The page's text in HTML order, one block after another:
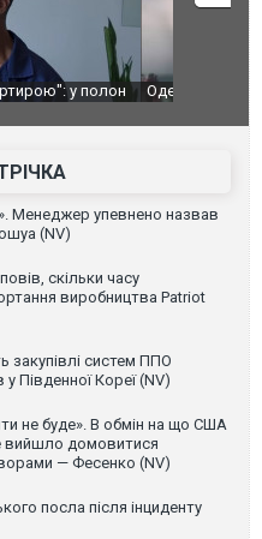
з градом та
Вже
Менеджер упевнено назвав
(NV)
скільки часу
виробництва Patriot
закупівлі систем ППО
Південної Кореї (NV)
не буде». В обмін на що США
вийшло домовитися
— Фесенко (NV)
посла після інциденту